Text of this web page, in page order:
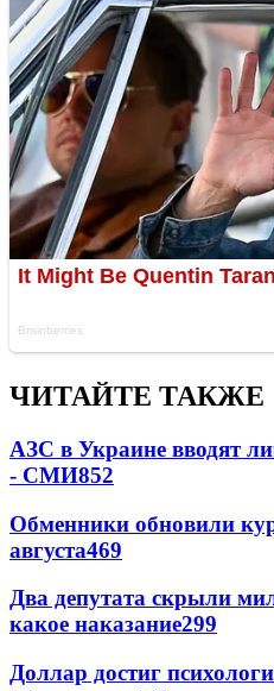
ЧИТАЙТЕ ТАКЖЕ
АЗС в Украине вводят
- СМИ852
Обменники обновили
августа469
Два депутата скрыли
какое наказание299
Доллар достиг